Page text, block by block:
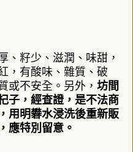
、籽少、滋潤、味甜，
，有酸味、雜質、破
或不安全。另外， 坊間
子，經查證，是不法商
用明礬水浸洗後重新販
應特別留意。